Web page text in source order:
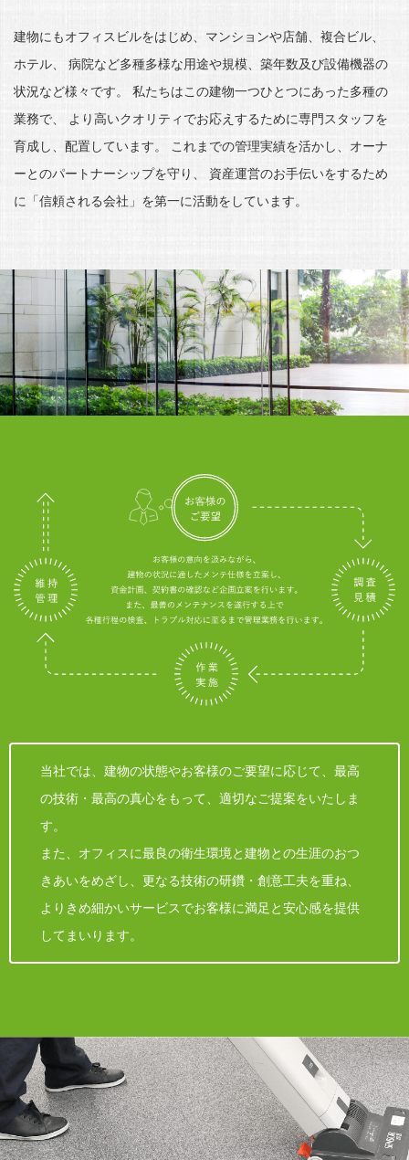
建物にもオフィスビルをはじめ、マンションや店舗、複合ビル、
ホテル、
病院など多種多様な用途や規模、築年数及び設備機器の
状況など様々です。
私たちはこの建物一つひとつにあった多種の
業務で、
より高いクオリティでお応えするために専門スタッフを
育成し、配置しています。
これまでの管理実績を活かし、オーナ
ーとのパートナーシップを守り、
資産運営のお手伝いをするため
に「信頼される会社」を第一に活動をしています。
当社では、建物の状態やお客様のご要望に応じて、最高
の技術・最高の真心をもって、適切なご提案をいたしま
す。
また、オフィスに最良の衛生環境と建物との生涯のおつ
きあいをめざし、更なる技術の研鑽・創意工夫を重ね、
よりきめ細かいサービスでお客様に満足と安心感を提供
してまいります。